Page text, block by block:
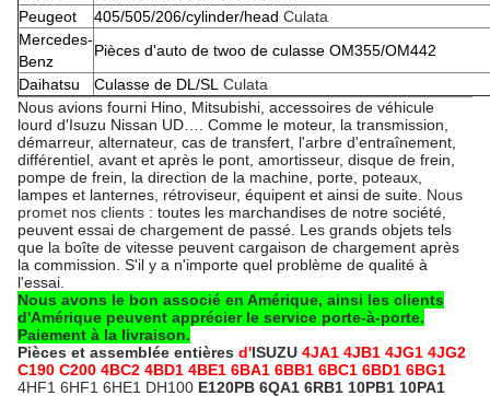
Peugeot
405/505/206/cylinder/head Culata
Mercedes-
Benz
Pièces d'auto de twoo de culasse OM355/OM442
Daihatsu
Culasse de DL/SL Culata
Nous avions fourni Hino, Mitsubishi, accessoires de véhicule
lourd d'Isuzu Nissan UD…. Comme le moteur, la transmission,
démarreur, alternateur, cas de transfert, l'arbre d'entraînement,
différentiel, avant et après le pont, amortisseur, disque de frein,
pompe de frein, la direction de la machine, porte, poteaux,
lampes et lanternes, rétroviseur, équipent et ainsi de suite. Nous
promet nos clients : toutes les marchandises de notre société,
peuvent essai de chargement de passé. Les grands objets tels
que la boîte de vitesse peuvent cargaison de chargement après
la commission. S'il y a n'importe quel problème de qualité à
l'essai.
Nous avons le bon associé en Amérique, ainsi les clients
d'Amérique peuvent apprécier le service porte-à-porte.
Paiement à la livraison.
Pièces et assemblée entières d'ISUZU 4JA1 4JB1 4JG1 4JG2
C190 C200 4BC2 4BD1 4BE1 6BA1 6BB1 6BC1 6BD1 6BG1
4HF1 6HF1 6HE1 DH100 E120PB 6QA1 6RB1 10PB1 10PA1